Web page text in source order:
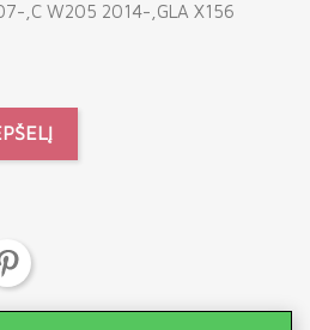
,C W205 2014-,GLA X156